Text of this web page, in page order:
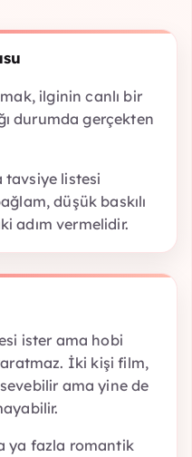
ilginin canlı bir
durumda gerçekten
tavsiye listesi
düşük baskılı
adım vermelidir.
ister ama hobi
İki kişi film,
ama yine de
ya fazla romantik